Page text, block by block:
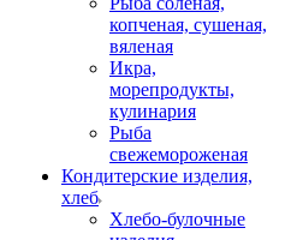
копченая, сушеная,
вяленая
Икра,
морепродукты,
кулинария
Рыба
свежемороженая
Кондитерские изделия,
хлеб
Хлебо-булочные